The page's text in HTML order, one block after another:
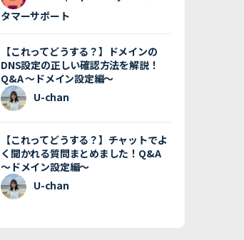
タマーサポート
【これってどうする？】ドメインの
DNS設定の正しい確認方法を解説！
Q&A 〜ドメイン設定編〜
U-chan
【これってどうする？】チャットでよ
く聞かれる質問まとめました！Q&A
〜ドメイン設定編〜
U-chan